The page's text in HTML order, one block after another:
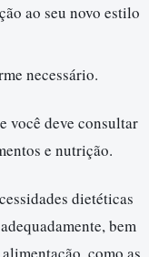
ao seu novo estilo
necessário.
você deve consultar
e nutrição.
dietéticas
bem
como as